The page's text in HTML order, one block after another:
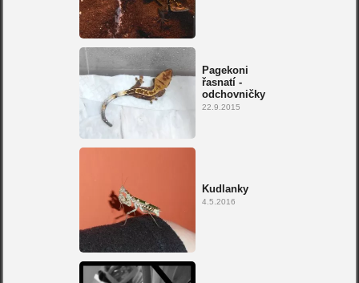
Pagekoni
řasnatí -
odchovničky
22.9.2015
Kudlanky
4.5.2016